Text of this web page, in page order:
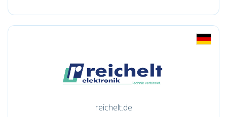
reichelt.de